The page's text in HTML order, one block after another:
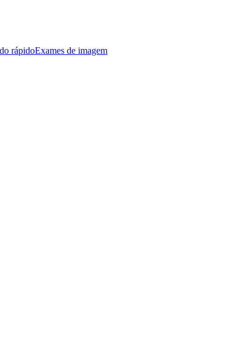
rápidoExames de imagem